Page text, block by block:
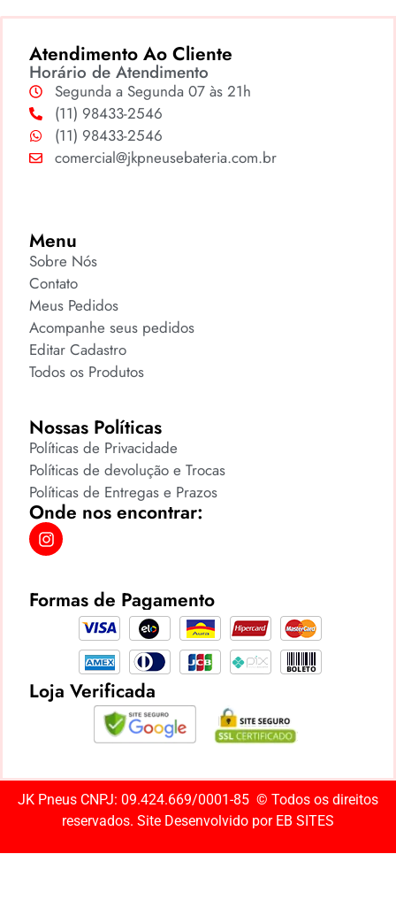
Atendimento Ao Cliente
Horário de Atendimento
Segunda a Segunda 07 às 21h
(11) 98433-2546
(11) 98433-2546
comercial@jkpneusebateria.com.br
Menu
Sobre Nós
Contato
Meus Pedidos
Acompanhe seus pedidos
Editar Cadastro
Todos os Produtos
Nossas Políticas
Políticas de Privacidade
Políticas de devolução e Trocas
Políticas de Entregas e Prazos
Onde nos encontrar:
Formas de Pagamento
Loja Verificada
JK Pneus CNPJ: 09.424.669/0001-85 ©️ Todos os direitos
reservados. Site Desenvolvido por EB SITES